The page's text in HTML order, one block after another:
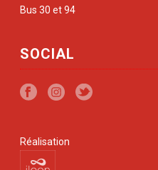
Bus 30 et 94
SOCIAL
Réalisation